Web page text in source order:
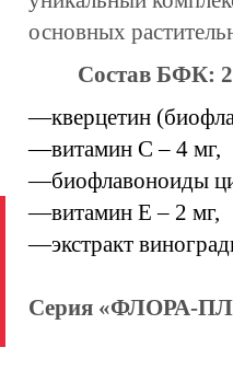
основных
Состав БФК:
—кверцетин
—витамин С – 4 мг,
—биофлавоноиды
—витамин Е – 2 мг,
—экстракт
Серия «ФЛОРА-